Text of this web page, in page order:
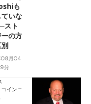
も
いな
スト
の方
月04
分
コインニ